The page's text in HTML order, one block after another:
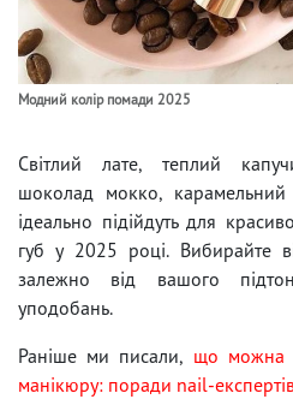
Модний колір помади 2025
Світлий лате, теплий
шоколад мокко, карамельний
ідеально підійдуть для
губ у 2025 році. Вибирайте
залежно від вашого
уподобань.
Раніше ми писали, що можна
манікюру: поради nail-